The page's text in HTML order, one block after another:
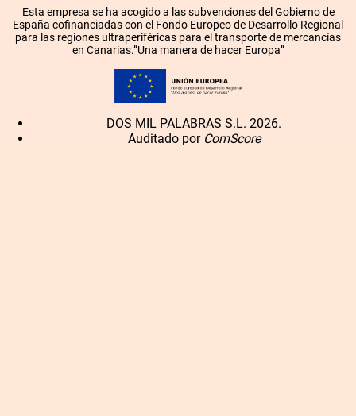
Esta empresa se ha acogido a las subvenciones del Gobierno de
España cofinanciadas con el Fondo Europeo de Desarrollo Regional
para las regiones ultraperiféricas para el transporte de mercancías
en Canarias.”Una manera de hacer Europa”
DOS MIL PALABRAS S.L. 2026.
Auditado por ComScore